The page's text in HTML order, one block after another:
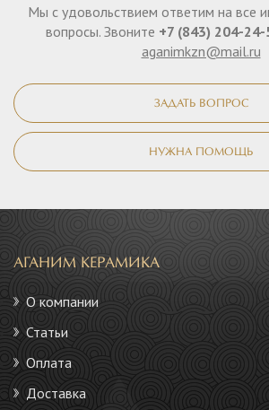
Мы с удовольствием ответим на все
вопросы. Звоните +7 (843) 204-24-
aganimkzn@mail.ru
ЗАДАТЬ ВОПРОС
НУЖНА ПОМОЩЬ
АГАНИМ КЕРАМИКА
О компании
Статьи
Оплата
Доставка